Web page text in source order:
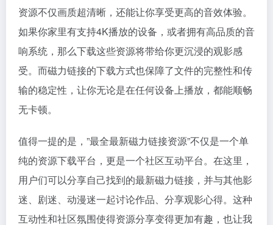
资源不仅画质超清晰，还能让你享受更高的音效体验。
如果你家里有支持4K播放的设备，或者拥有高品质的音
响系统，那么下载这些资源将带给你更沉浸的观影感
受。而磁力链接的下载方式也保障了文件的完整性和传
输的稳定性，让你无论是在任何设备上播放，都能顺畅
无卡顿。
值得一提的是，”最全最新磁力链接资源”不仅是一个单
纯的资源下载平台，更是一个社区互动平台。在这里，
用户们可以分享自己找到的最新磁力链接，并与其他影
迷、剧迷、动漫迷一起讨论作品、分享观影心得。这种
互动性和社区氛围使得资源分享变得更加有趣，也让我